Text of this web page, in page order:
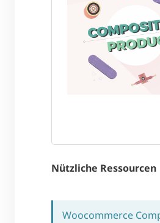
Nützliche Ressourcen
Woocommerce